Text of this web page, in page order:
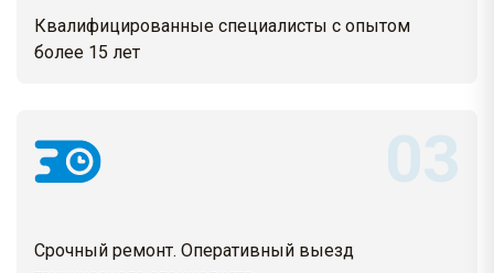
Квалифицированные специалисты с опытом
более 15 лет
Срочный ремонт. Оперативный выезд